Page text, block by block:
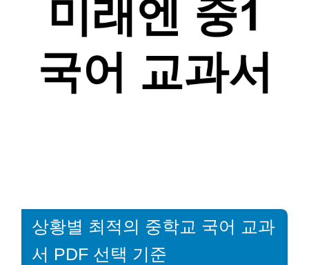
상황별 최적의 중학교 국어 교과
서 PDF 선택 기준